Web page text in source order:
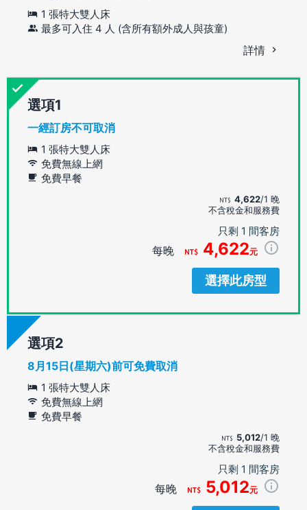
1 張特大雙人床
最多可入住 4 人 (含所有額外成人與孩童)
詳情
選項
一經訂房不可取消
1 張特大雙人床
免費無線上網
免費早餐
4,622/1 晚
不含稅金和服務費
只剩 1 間客房
每晚 4,622元
選擇此房型
選項
8月15日(星期六)前可免費取消
1 張特大雙人床
免費無線上網
免費早餐
5,012/1 晚
不含稅金和服務費
只剩 1 間客房
每晚 5,012元